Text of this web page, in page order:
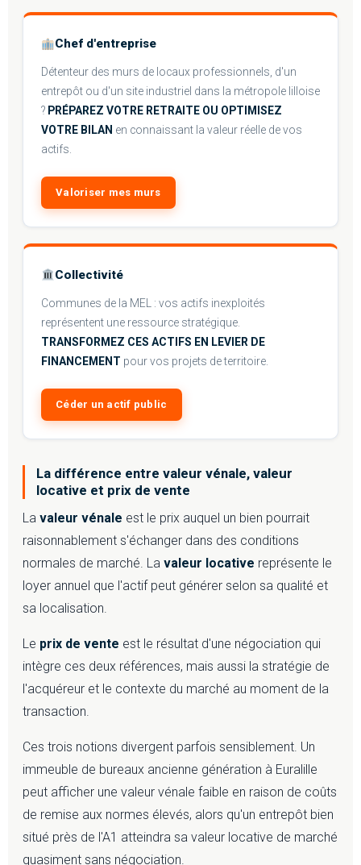
Chef d'entreprise
Détenteur des murs de locaux professionnels, d'un
entrepôt ou d'un site industriel dans la métropole lilloise
? PRÉPAREZ VOTRE RETRAITE OU OPTIMISEZ
VOTRE BILAN en connaissant la valeur réelle de vos
actifs.
Valoriser mes murs
Collectivité
Communes de la MEL : vos actifs inexploités
représentent une ressource stratégique.
TRANSFORMEZ CES ACTIFS EN LEVIER DE
FINANCEMENT pour vos projets de territoire.
Céder un actif public
La différence entre valeur vénale, valeur
locative et prix de vente
La valeur vénale est le prix auquel un bien pourrait
raisonnablement s'échanger dans des conditions
normales de marché. La valeur locative représente le
loyer annuel que l'actif peut générer selon sa qualité et
sa localisation.
Le prix de vente est le résultat d'une négociation qui
intègre ces deux références, mais aussi la stratégie de
l'acquéreur et le contexte du marché au moment de la
transaction.
Ces trois notions divergent parfois sensiblement. Un
immeuble de bureaux ancienne génération à Euralille
peut afficher une valeur vénale faible en raison de coûts
de remise aux normes élevés, alors qu'un entrepôt bien
situé près de l'A1 atteindra sa valeur locative de marché
quasiment sans négociation.